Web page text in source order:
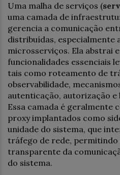
Uma malha de serviços (
uma camada de
gerencia a comunicação
distribuídas, especialmente
microsserviços. Ela abstrai
funcionalidades essenciais
tais como roteamento de
observabilidade,
autenticação, autorização e
Essa camada é geralmente
proxy implantados como
unidade do sistema, que
tráfego de rede,
transparente da
do sistema.